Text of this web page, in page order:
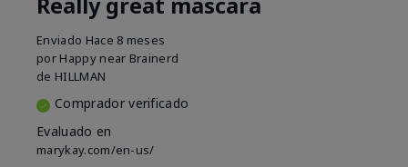
Enviado Hace 8 meses
por Happy near Brainerd
de HILLMAN
Comprador verificado
Evaluado en
marykay.com/en-us/